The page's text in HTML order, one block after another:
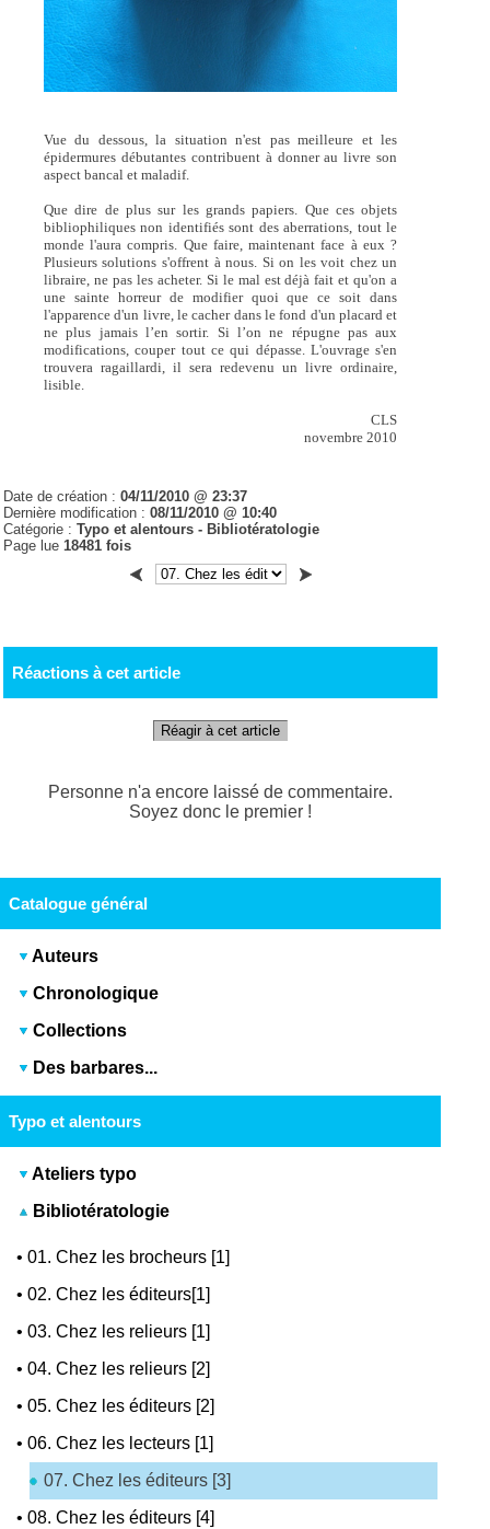
Vue du dessous, la situation n'est pas meilleure et les
épidermures débutantes contribuent à donner au livre son
aspect bancal et maladif.
Que dire de plus sur les grands papiers. Que ces objets
bibliophiliques non identifiés sont des aberrations, tout le
monde l'aura compris. Que faire, maintenant face à eux ?
Plusieurs solutions s'offrent à nous. Si on les voit chez un
libraire, ne pas les acheter. Si le mal est déjà fait et qu'on a
une sainte horreur de modifier quoi que ce soit dans
l'apparence d'un livre, le cacher dans le fond d'un placard et
ne plus jamais l’en sortir. Si l’on ne répugne pas aux
modifications, couper tout ce qui dépasse. L'ouvrage s'en
trouvera ragaillardi, il sera redevenu un livre ordinaire,
lisible.
CLS
novembre 2010
Date de création :04/11/2010 @ 23:37
Dernière modification :08/11/2010 @ 10:40
Catégorie :Typo et alentours - Bibliotératologie
Page lue18481 fois
Réactions à cet article
Réagir à cet article
Personne n'a encore laissé de commentaire.
Soyez donc le premier !
Catalogue général
Auteurs
Chronologique
Collections
Des barbares...
Typo et alentours
Ateliers typo
Bibliotératologie
•01. Chez les brocheurs [1]
•02. Chez les éditeurs[1]
•03. Chez les relieurs [1]
•04. Chez les relieurs [2]
•05. Chez les éditeurs [2]
•06. Chez les lecteurs [1]
07. Chez les éditeurs [3]
•08. Chez les éditeurs [4]